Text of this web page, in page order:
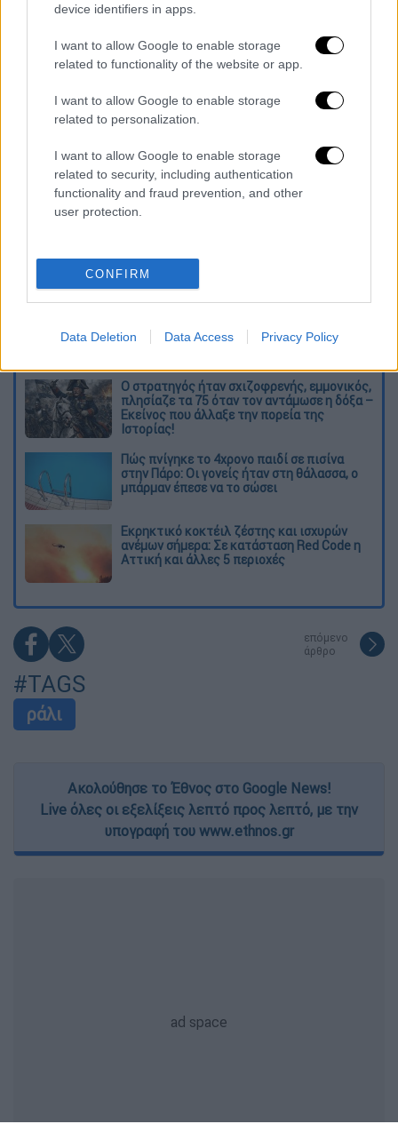
device identifiers in apps.
I want to allow Google to enable storage
related to functionality of the website or app.
I want to allow Google to enable storage
related to personalization.
I want to allow Google to enable storage
related to security, including authentication
functionality and fraud prevention, and other
user protection.
CONFIRM
Data Deletion Data Access Privacy Policy
όλα όσα πρέπει να γνωρίζει όποιος επιλέξει
να βρεθεί στον αγώνα, αναφορικά με τους
περιορισμούς που προκύπτουν από το
ωράριό του και, κυρίως, από το γεγονός ότι
Η ασφάλεια του αγώνα είναι υπόθεση όλων
και η επιτυχία του έργο κάθε εμπλεκόμενου!
Διαβάστε ακόμη
σημαίνει η νίκη του Αμπντούλ Ελ-Σαγέντ
για τους Δημοκρατικούς
O στρατηγός ήταν σχιζοφρενής, εμμονικός,
πλησίαζε τα 75 όταν τον αντάμωσε η δόξα –
Εκείνος που άλλαξε την πορεία της
Ιστορίας!
Πώς πνίγηκε το 4χρονο παιδί σε πισίνα
στην Πάρο: Οι γονείς ήταν στη θάλασσα, ο
μπάρμαν έπεσε να το σώσει
Εκρηκτικό κοκτέιλ ζέστης και ισχυρών
ανέμων σήμερα: Σε κατάσταση Red Code η
Αττική και άλλες 5 περιοχές
επόμενο
άρθρο
#TAGS
ράλι
Ακολούθησε το Έθνος στο Google News!
Live όλες οι εξελίξεις λεπτό προς λεπτό, με την
υπογραφή του www.ethnos.gr